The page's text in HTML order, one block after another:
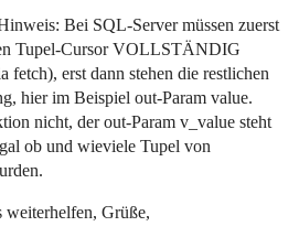
Bei SQL-Server müssen zuerst
Tupel-Cursor VOLLSTÄNDIG
fetch), erst dann stehen die restlichen
hier im Beispiel out-Param value.
nicht, der out-Param v_value steht
ob und wieviele Tupel von
Grüße,